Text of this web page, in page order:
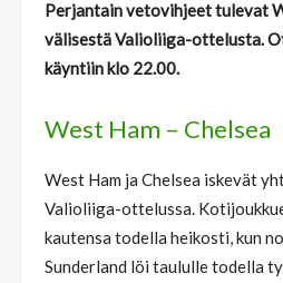
Perjantain vetovihjeet tulevat
välisestä Valioliiga-ottelusta.
käyntiin klo 22.00.
West Ham – Chelsea
West Ham ja Chelsea iskevät
Valioliiga-ottelussa.
kautensa todella heikosti, kun
Sunderland löi taululle todella